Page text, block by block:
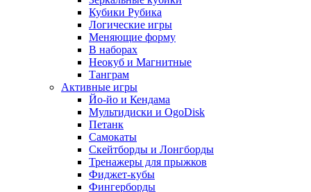
Кубики Рубика
Логические игры
Меняющие форму
В наборах
Неокуб и Магнитные
Танграм
Активные игры
Йо-йо и Кендама
Мультидиски и OgoDisk
Петанк
Самокаты
Скейтборды и Лонгборды
Тренажеры для прыжков
Фиджет-кубы
Фингерборды